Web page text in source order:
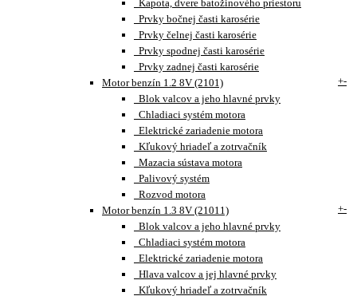
Kapota, dvere batožinového priestoru
Prvky bočnej časti karosérie
Prvky čelnej časti karosérie
Prvky spodnej časti karosérie
Prvky zadnej časti karosérie
Motor benzín 1.2 8V (2101)
+-
Blok valcov a jeho hlavné prvky
Chladiaci systém motora
Elektrické zariadenie motora
Kľukový hriadeľ a zotrvačník
Mazacia sústava motora
Palivový systém
Rozvod motora
Motor benzín 1.3 8V (21011)
+-
Blok valcov a jeho hlavné prvky
Chladiaci systém motora
Elektrické zariadenie motora
Hlava valcov a jej hlavné prvky
Kľukový hriadeľ a zotrvačník